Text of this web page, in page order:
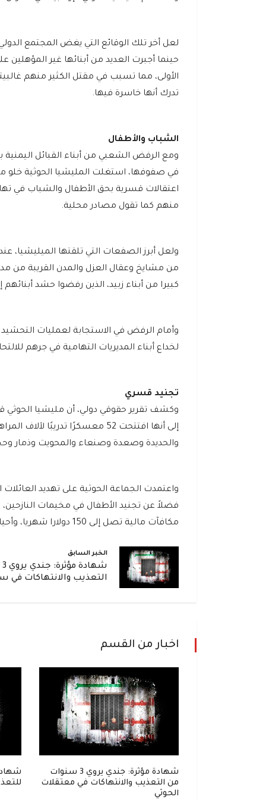
لعل أخر تلك الوقائع التي يغض المجتمع
حينما أجبرت العديد من أبنائها غير
الأولى، مما تسبب في مقتل الكثير منهم
تدرك أنها خاسرة فيها.
الشباب والأطفال
ومع الرفض الشعبي من أبناء القبائل اليمنية
في صفوفها، استغلت المليشيا الحوثية خلو
اعتقالات قسرية بحق الأطفال والشباب في
منهم كما تقول مصادر محلية.
ولعل أبرز الصفعات التي تلقتها الميليشيا،
من مشايخ وعقال العزل والمدن القريبة من
كبيرا من أبناء زبيد، الذين رفضوا حشد
وأمام الرفض في الاستجابة لعمليات التحشيد
لخداع أبناء المديريات التهامية في جرهم
تجنيد قسري
إلى أنها افتتحت 52 معسكرًا
والحديدة وصعدة وصنعاء والمحويت وذمار وحجة،
واعتمدت الجماعة الحوثية على تهديد
فضلاً عن تجنيد الأطفال في مخيمات النازحين،
مكافآت مالية تصل إلى 150 دولارا شهريا، وأحيانا منح الأطفال والمراهقين رتباً عسكرية للتغرير بهم.
الخبر السابق
التعذيب والانتهاكات في
اخبار من القسم
شهادة مؤثرة: جندي يروي 3 سنوات
من التعذيب والانتهاكات في معتقلات
الحوثي